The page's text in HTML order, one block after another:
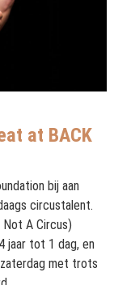
at BACK
bij aan
circustalent.
A Circus)
jaar tot 1 dag, en
met trots